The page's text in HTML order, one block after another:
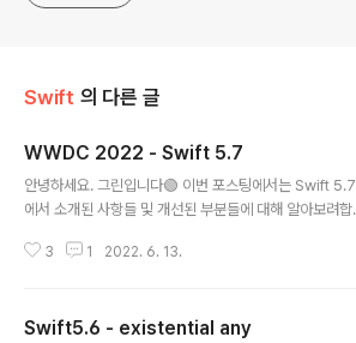
Swift 의 다른 글
WWDC 2022 - Swift 5.7
안녕하세요. 그린입니다🟢 이번 포스팅에서는 Swift 5.7
에서 소개된 사항들 및 개선된 부분들에 대해 알아보려합
분도 있을것이고 아직 학습을 다 마치지 못해 가볍게 넘어
언래핑 시 if let과 guard let을 통해 진행해줄 수 있는건
3 1 2022. 6. 13.
Swift5.6 - existential any